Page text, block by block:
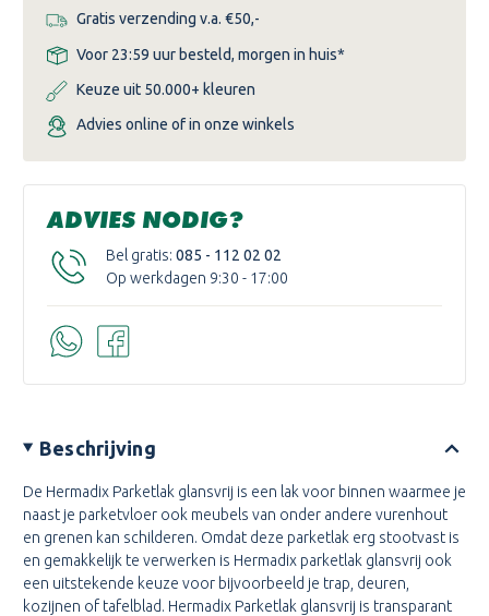
Gratis verzending v.a. €50,-
Voor 23:59 uur besteld, morgen in huis*
Keuze uit 50.000+ kleuren
Advies online of in onze winkels
ADVIES NODIG?
Bel gratis: 085 - 112 02 02
Op werkdagen 9:30 - 17:00
Beschrijving
De Hermadix Parketlak glansvrij is een lak voor binnen waarmee je
naast je parketvloer ook meubels van onder andere vurenhout
en grenen kan schilderen. Omdat deze parketlak erg stootvast is
en gemakkelijk te verwerken is Hermadix parketlak glansvrij ook
een uitstekende keuze voor bijvoorbeeld je trap, deuren,
kozijnen of tafelblad. Hermadix Parketlak glansvrij is transparant